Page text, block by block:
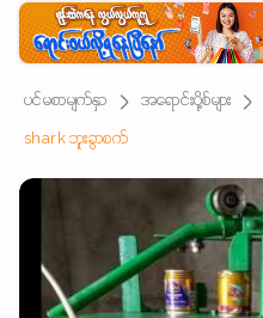
ပင်မစာမျက်နှာ အရောင်းပို့စ်များ
shark ဘူးခွာစက်